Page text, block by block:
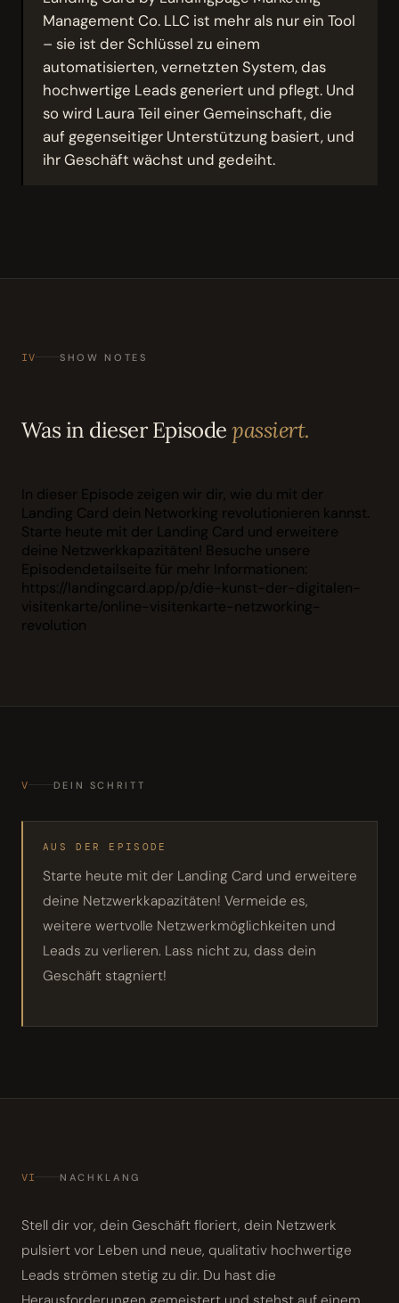
Management Co. LLC ist mehr als nur ein Tool
– sie ist der Schlüssel zu einem
automatisierten, vernetzten System, das
hochwertige Leads generiert und pflegt. Und
so wird Laura Teil einer Gemeinschaft, die
auf gegenseitiger Unterstützung basiert, und
ihr Geschäft wächst und gedeiht.
IV SHOW NOTES
Was in dieser Episodepassiert.
In dieser Episode zeigen wir dir, wie du mit der
Landing Card dein Networking revolutionieren kannst.
Starte heute mit der Landing Card und erweitere
deine Netzwerkkapazitäten! Besuche unsere
Episodendetailseite für mehr Informationen:
https://landingcard.app/p/die-kunst-der-digitalen-
visitenkarte/online-visitenkarte-netzworking-
revolution
V DEIN SCHRITT
AUS DER EPISODE
Starte heute mit der Landing Card und erweitere
deine Netzwerkkapazitäten! Vermeide es,
weitere wertvolle Netzwerkmöglichkeiten und
Leads zu verlieren. Lass nicht zu, dass dein
Geschäft stagniert!
VI NACHKLANG
Stell dir vor, dein Geschäft floriert, dein Netzwerk
pulsiert vor Leben und neue, qualitativ hochwertige
Leads strömen stetig zu dir. Du hast die